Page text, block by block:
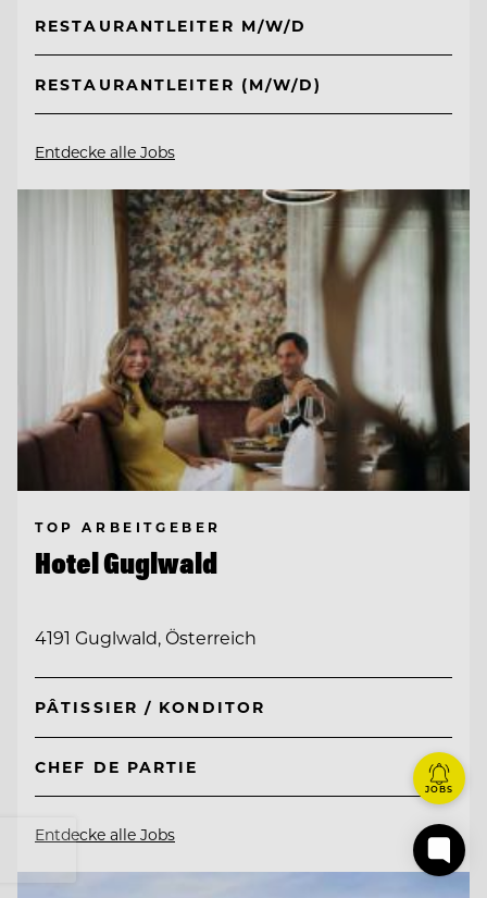
RESTAURANTLEITER M/W/D
RESTAURANTLEITER (M/W/D)
Entdecke alle Jobs
TOP ARBEITGEBER
Hotel Guglwald
4191 Guglwald, Österreich
PÂTISSIER / KONDITOR
CHEF DE PARTIE
Entdecke alle Jobs
JOBS